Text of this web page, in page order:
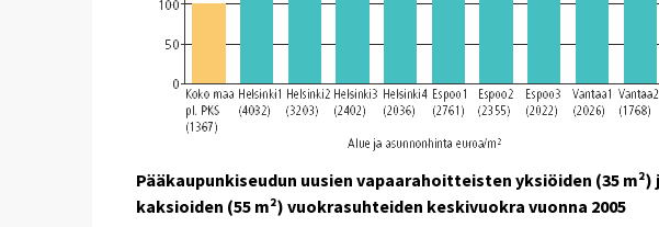
Pääkaupunkiseudun uusien vapaarahoitteisten yksiöiden (35 m²)
kaksioiden (55 m²) vuokrasuhteiden keskivuokra vuonna 2005